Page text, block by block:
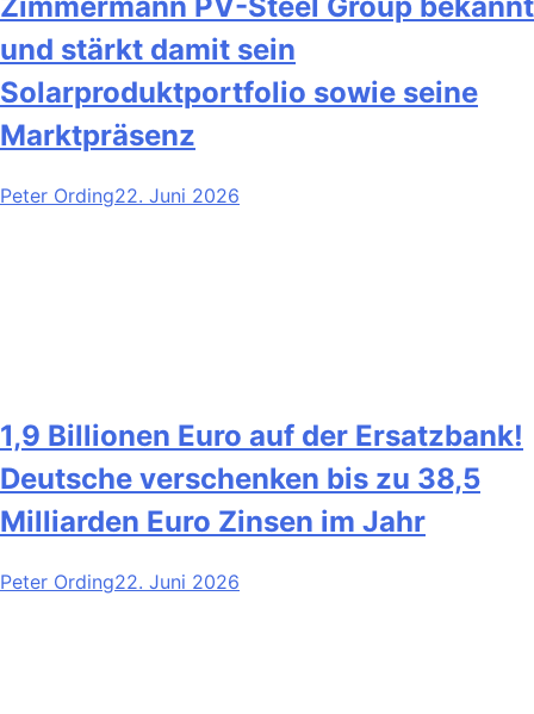
und stärkt damit sein
Solarproduktportfolio sowie seine
Marktpräsenz
Peter Ording22. Juni 2026
1,9 Billionen Euro auf der Ersatzbank!
Deutsche verschenken bis zu 38,5
Milliarden Euro Zinsen im Jahr
Peter Ording22. Juni 2026